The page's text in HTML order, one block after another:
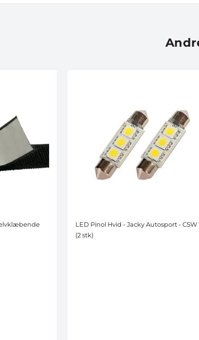
LED Pinol Hvid - Jacky Autosport - C5W
(2 stk)